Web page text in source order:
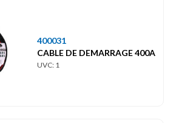
400031
CABLE DE DEMARRAGE 400A
UVC: 1